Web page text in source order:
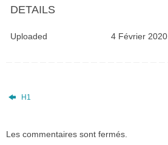
DETAILS
Uploaded 4 Février 2020
H1
Les commentaires sont fermés.